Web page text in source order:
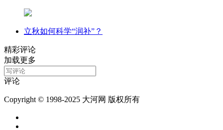
立秋如何科学“润补”？
精彩评论
加载更多
评论
Copyright © 1998-2025 大河网 版权所有